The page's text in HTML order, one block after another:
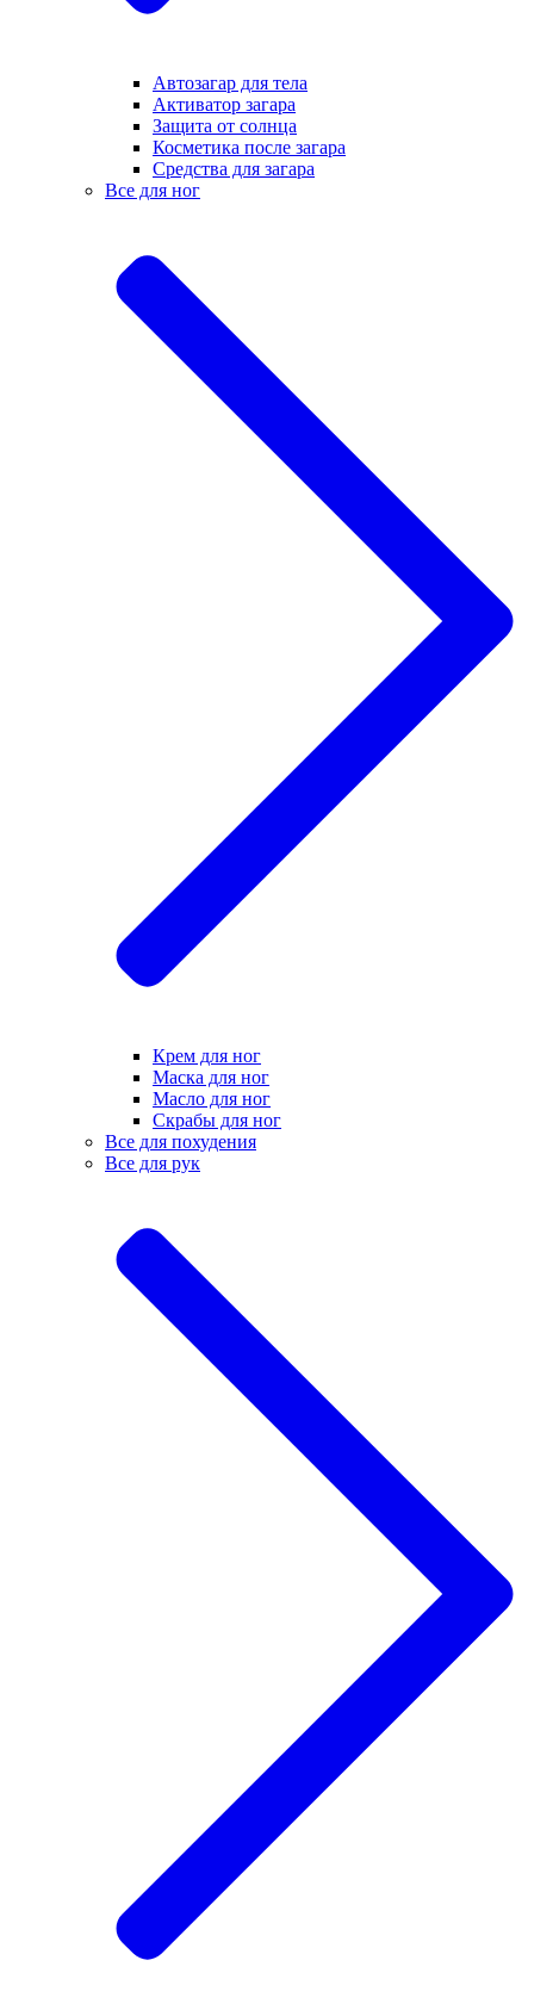
Автозагар для тела
Активатор загара
Защита от солнца
Косметика после загара
Средства для загара
Все для ног
Крем для ног
Маска для ног
Масло для ног
Скрабы для ног
Все для похудения
Все для рук